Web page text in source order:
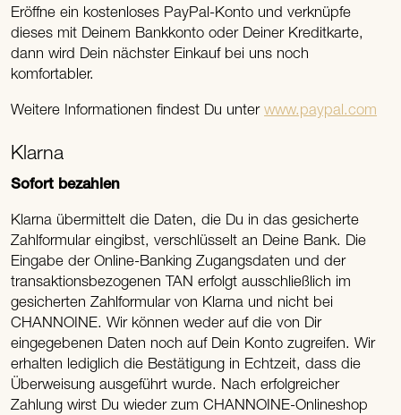
Eröffne ein kostenloses PayPal-Konto und verknüpfe
dieses mit Deinem Bankkonto oder Deiner Kreditkarte,
dann wird Dein nächster Einkauf bei uns noch
komfortabler.
Weitere Informationen findest Du unterwww.paypal.com
Klarna
Sofort bezahlen
Klarna übermittelt die Daten, die Du in das gesicherte
Zahlformular eingibst, verschlüsselt an Deine Bank. Die
Eingabe der Online-Banking Zugangsdaten und der
transaktionsbezogenen TAN erfolgt ausschließlich im
gesicherten Zahlformular von Klarna und nicht bei
CHANNOINE. Wir können weder auf die von Dir
eingegebenen Daten noch auf Dein Konto zugreifen. Wir
erhalten lediglich die Bestätigung in Echtzeit, dass die
Überweisung ausgeführt wurde. Nach erfolgreicher
Zahlung wirst Du wieder zum CHANNOINE-Onlineshop